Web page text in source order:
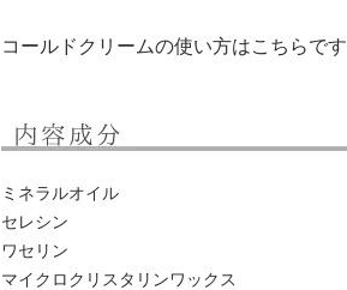
コールドクリームの使い方はこちらです
ミネラルオイル
セレシン
ワセリン
マイクロクリスタリンワックス